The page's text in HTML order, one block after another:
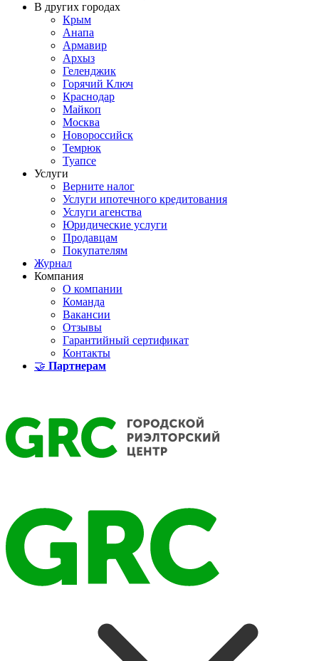
В других городах
Крым
Анапа
Армавир
Архыз
Геленджик
Горячий Ключ
Краснодар
Майкоп
Москва
Новороссийск
Темрюк
Туапсе
Услуги
Верните налог
Услуги ипотечного кредитования
Услуги агенства
Юридические услуги
Продавцам
Покупателям
Журнал
Компания
О компании
Команда
Вакансии
Отзывы
Гарантийный сертификат
Контакты
🤝 Партнерам